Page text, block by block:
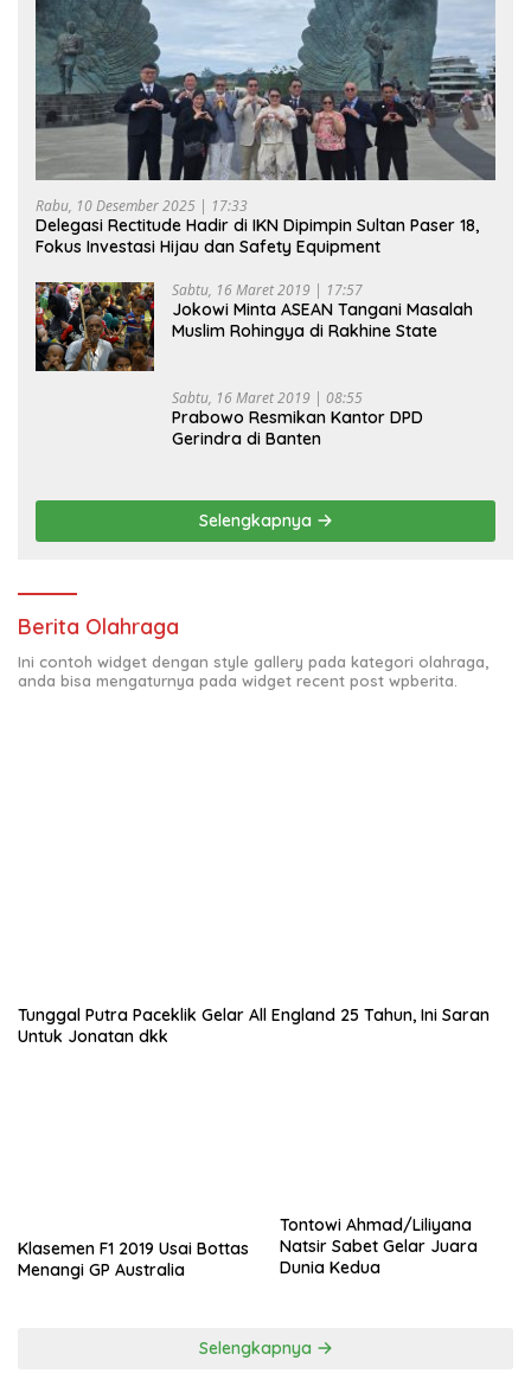
Rabu, 10 Desember 2025 | 17:33
Delegasi Rectitude Hadir di IKN Dipimpin Sultan Paser 18,
Fokus Investasi Hijau dan Safety Equipment
Sabtu, 16 Maret 2019 | 17:57
Jokowi Minta ASEAN Tangani Masalah
Muslim Rohingya di Rakhine State
Sabtu, 16 Maret 2019 | 08:55
Prabowo Resmikan Kantor DPD
Gerindra di Banten
Selengkapnya
Berita Olahraga
Ini contoh widget dengan style gallery pada kategori olahraga,
anda bisa mengaturnya pada widget recent post wpberita.
Tunggal Putra Paceklik Gelar All England 25 Tahun, Ini Saran
Untuk Jonatan dkk
Klasemen F1 2019 Usai Bottas
Menangi GP Australia
Tontowi Ahmad/Liliyana
Natsir Sabet Gelar Juara
Dunia Kedua
Selengkapnya